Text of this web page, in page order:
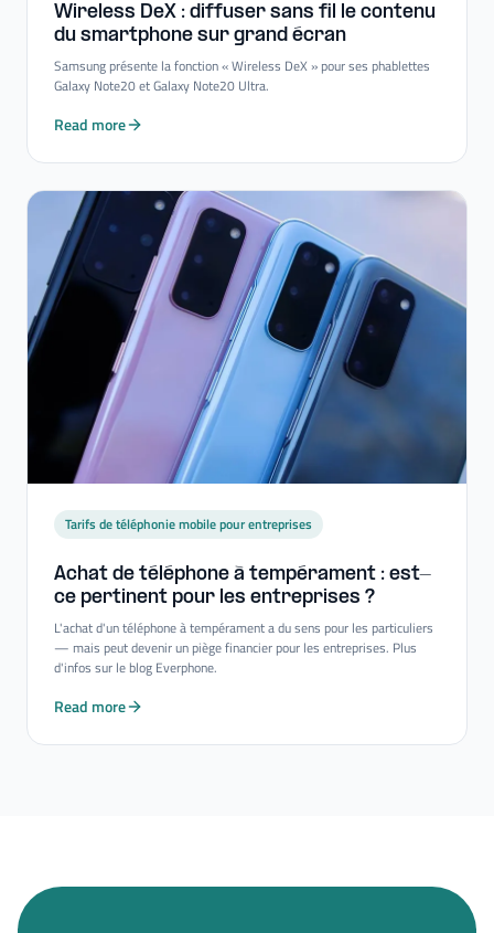
Wireless DeX : diffuser sans fil le contenu
du smartphone sur grand écran
Samsung présente la fonction « Wireless DeX » pour ses phablettes
Galaxy Note20 et Galaxy Note20 Ultra.
Read more
Tarifs de téléphonie mobile pour entreprises
Achat de téléphone à tempérament : est-​
ce pertinent pour les entreprises ?
L'achat d'un téléphone à tempérament a du sens pour les particuliers
— mais peut devenir un piège financier pour les entreprises. Plus
d'infos sur le blog Everphone.
Read more